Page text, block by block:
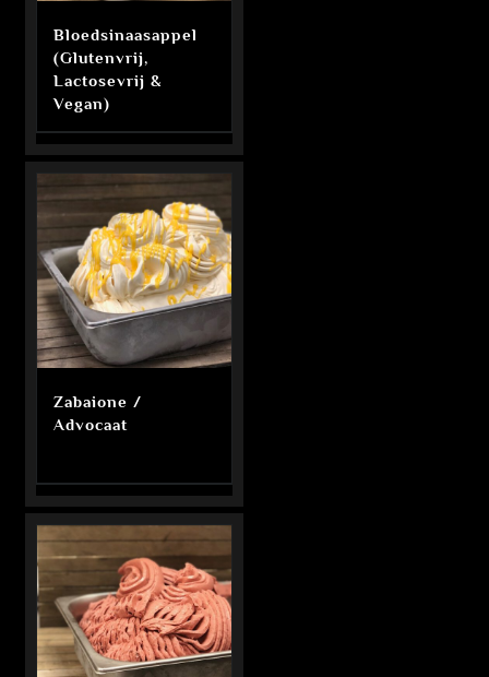
Bloedsinaasappel
(Glutenvrij,
Lactosevrij &
Vegan)
Zabaione /
Advocaat